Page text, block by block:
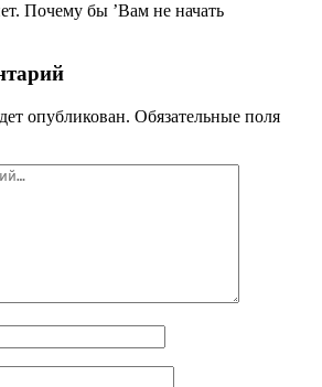
Почему бы ’Вам не начать
опубликован. Обязательные поля